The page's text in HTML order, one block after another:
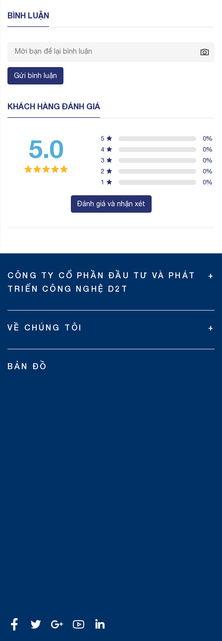
BÌNH LUẬN
Gửi bình luận
KHÁCH HÀNG ĐÁNH GIÁ
5.0 5 0%
4
0%
3
0%
2
0%
1
0%
Đánh giá và nhận xét
CÔNG TY CỔ PHẦN ĐẦU TƯ VÀ PHÁT
TRIỂN CÔNG NGHỆ D2T
VỀ CHÚNG TÔI
BẢN ĐỒ